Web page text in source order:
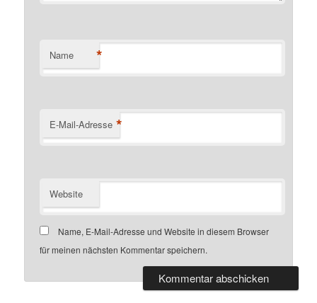
Name *
E-Mail-Adresse *
Website
Name, E-Mail-Adresse und Website in diesem Browser
für meinen nächsten Kommentar speichern.